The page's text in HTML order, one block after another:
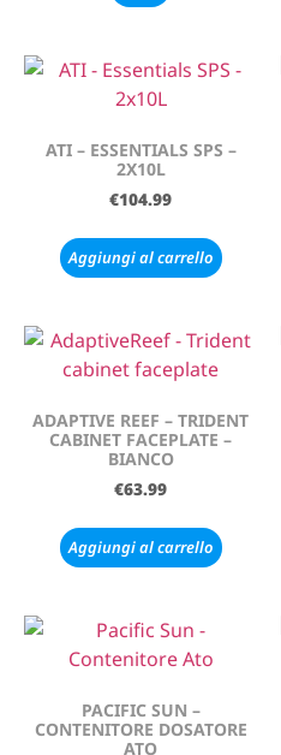
ATI – ESSENTIALS SPS –
2X10L
€104.99
Aggiungi al carrello
ADAPTIVE REEF – TRIDENT
CABINET FACEPLATE –
BIANCO
€63.99
Aggiungi al carrello
PACIFIC SUN –
CONTENITORE DOSATORE
ATO